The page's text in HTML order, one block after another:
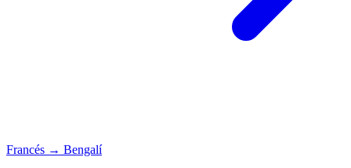
Francés → Bengalí